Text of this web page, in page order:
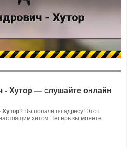
- Хутор — слушайте онлайн
Хутор? Вы попали по адресу! Этот
хитом. Теперь вы можете